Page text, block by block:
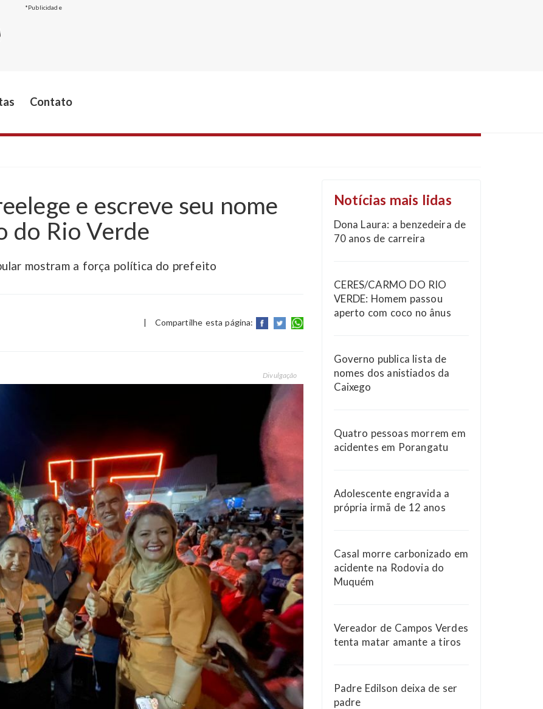
*Publicidade
Contato
e escreve seu nome
do Rio Verde
mostram a força política do prefeito
| Compartilhe esta página:
Divulgação
Notícias mais lidas
Dona Laura: a benzedeira de
70 anos de carreira
CERES/CARMO DO RIO
VERDE: Homem passou
aperto com coco no ânus
Governo publica lista de
nomes dos anistiados da
Caixego
Quatro pessoas morrem em
acidentes em Porangatu
Adolescente engravida a
própria irmã de 12 anos
Casal morre carbonizado em
acidente na Rodovia do
Muquém
Vereador de Campos Verdes
tenta matar amante a tiros
Padre Edilson deixa de ser
padre